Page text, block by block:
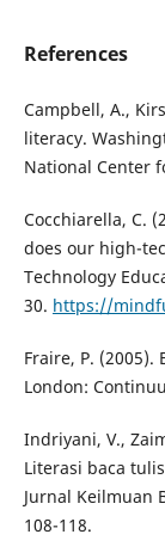
References
Campbell, A.,
literacy.
National Center
Cocchiarella, C.
does our high-
Technology
30. https://
Fraire, P. (2005).
London:
Indriyani, V.,
Literasi baca
Jurnal Keilmuan
108-118.